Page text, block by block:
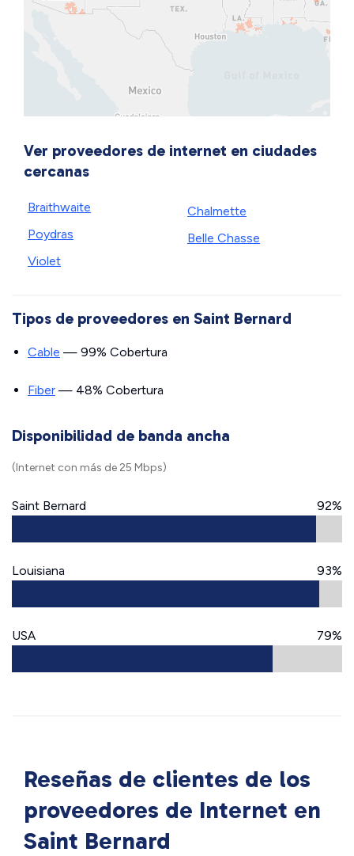
Ver proveedores de internet en ciudades
cercanas
Braithwaite
Poydras
Violet
Chalmette
Belle Chasse
Tipos de proveedores en Saint Bernard
Cable — 99% Cobertura
Fiber — 48% Cobertura
Disponibilidad de banda ancha
(Internet con más de 25 Mbps)
Saint Bernard 92%
Louisiana 93%
USA 79%
Reseñas de clientes de los
proveedores de Internet en
Saint Bernard